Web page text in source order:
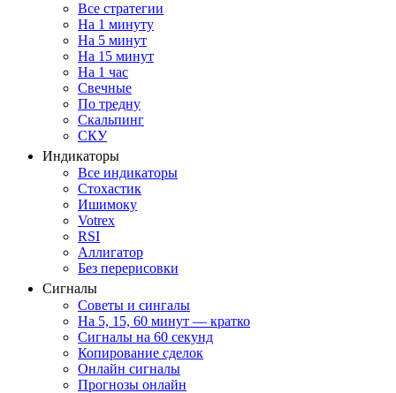
Все стратегии
На 1 минуту
На 5 минут
На 15 минут
На 1 час
Свечные
По тредну
Скальпинг
СКУ
Индикаторы
Все индикаторы
Стохастик
Ишимоку
Votrex
RSI
Аллигатор
Без перерисовки
Сигналы
Советы и сингалы
На 5, 15, 60 минут — кратко
Сигналы на 60 секунд
Копирование сделок
Онлайн сигналы
Прогнозы онлайн